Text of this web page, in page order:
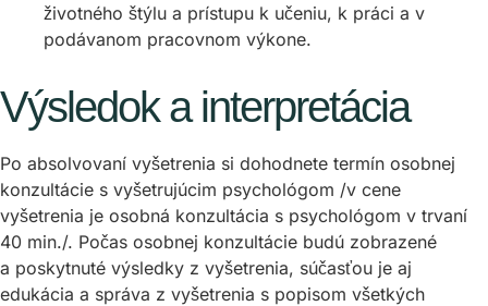
životného štýlu a prístupu k učeniu, k práci a v
podávanom pracovnom výkone.
Výsledok a interpretácia
Po absolvovaní vyšetrenia si dohodnete termín osobnej
konzultácie s vyšetrujúcim psychológom /v cene
vyšetrenia je osobná konzultácia s psychológom v trvaní
40 min./. Počas osobnej konzultácie budú zobrazené
a poskytnuté výsledky z vyšetrenia, súčasťou je aj
edukácia a správa z vyšetrenia s popisom všetkých